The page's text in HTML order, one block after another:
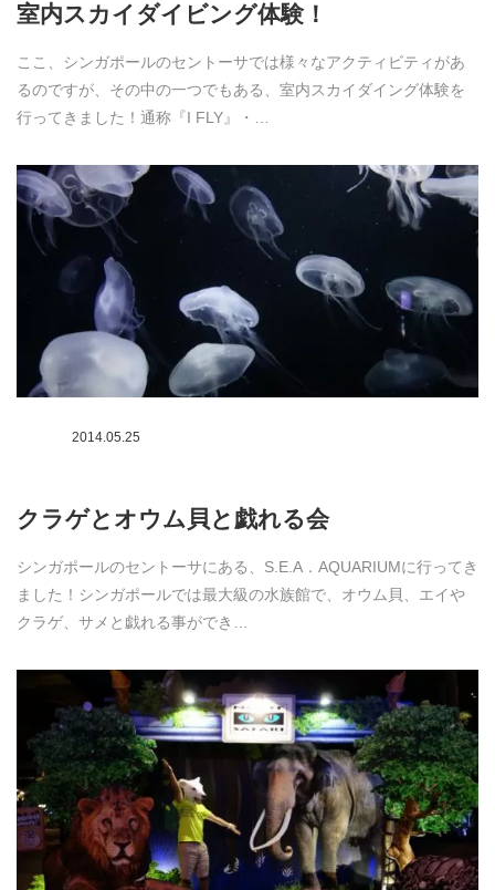
室内スカイダイビング体験！
ここ、シンガポールのセントーサでは様々なアクティビティがあ
るのですが、その中の一つでもある、室内スカイダイング体験を
行ってきました！通称『I FLY』・…
2014.05.25
クラゲとオウム貝と戯れる会
シンガポールのセントーサにある、S.E.A．AQUARIUMに行ってき
ました！シンガポールでは最大級の水族館で、オウム貝、エイや
クラゲ、サメと戯れる事ができ…